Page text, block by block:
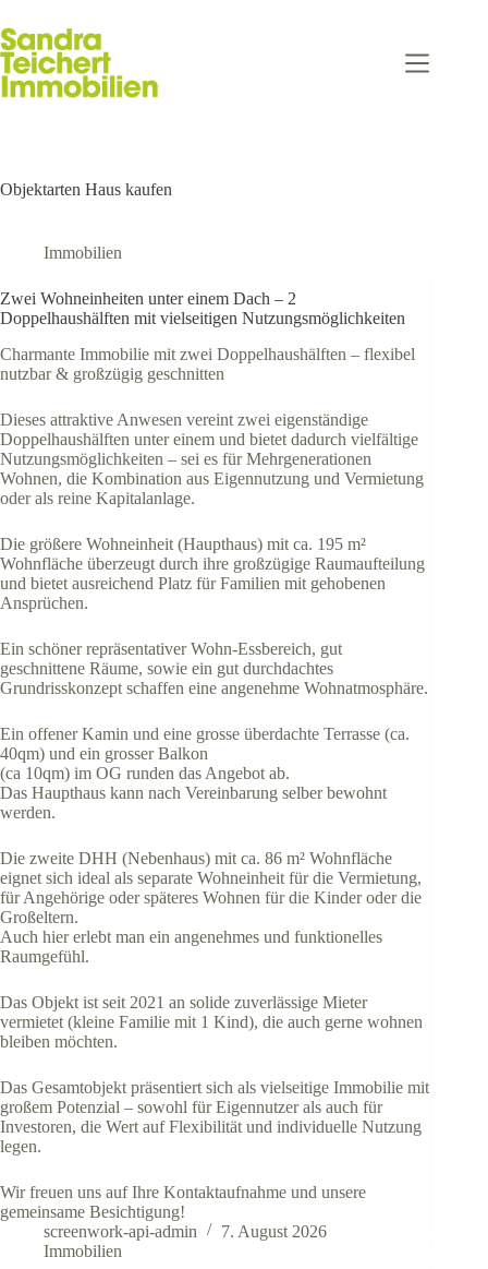
Inhalt
springen
Objektarten Haus kaufen
Immobilien
Zwei Wohneinheiten unter einem Dach – 2
Doppelhaushälften mit vielseitigen Nutzungsmöglichkeiten
Charmante Immobilie mit zwei Doppelhaushälften – flexibel
nutzbar & großzügig geschnitten
Dieses attraktive Anwesen vereint zwei eigenständige
Doppelhaushälften unter einem und bietet dadurch vielfältige
Nutzungsmöglichkeiten – sei es für Mehrgenerationen
Wohnen, die Kombination aus Eigennutzung und Vermietung
oder als reine Kapitalanlage.
Die größere Wohneinheit (Haupthaus) mit ca. 195 m²
Wohnfläche überzeugt durch ihre großzügige Raumaufteilung
und bietet ausreichend Platz für Familien mit gehobenen
Ansprüchen.
Ein schöner repräsentativer Wohn-Essbereich, gut
geschnittene Räume, sowie ein gut durchdachtes
Grundrisskonzept schaffen eine angenehme Wohnatmosphäre.
Ein offener Kamin und eine grosse überdachte Terrasse (ca.
40qm) und ein grosser Balkon
(ca 10qm) im OG runden das Angebot ab.
Das Haupthaus kann nach Vereinbarung selber bewohnt
werden.
Die zweite DHH (Nebenhaus) mit ca. 86 m² Wohnfläche
eignet sich ideal als separate Wohneinheit für die Vermietung,
für Angehörige oder späteres Wohnen für die Kinder oder die
Großeltern.
Auch hier erlebt man ein angenehmes und funktionelles
Raumgefühl.
Das Objekt ist seit 2021 an solide zuverlässige Mieter
vermietet (kleine Familie mit 1 Kind), die auch gerne wohnen
bleiben möchten.
Das Gesamtobjekt präsentiert sich als vielseitige Immobilie mit
großem Potenzial – sowohl für Eigennutzer als auch für
Investoren, die Wert auf Flexibilität und individuelle Nutzung
legen.
Wir freuen uns auf Ihre Kontaktaufnahme und unsere
gemeinsame Besichtigung!
screenwork-api-admin
7. August 2026
Immobilien